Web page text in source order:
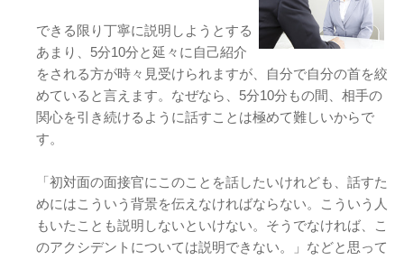
できる限り丁寧に説明しようとする
あまり、5分10分と延々に自己紹介
をされる方が時々見受けられますが、自分で自分の首を絞
めていると言えます。なぜなら、5分10分もの間、相手の
関心を引き続けるように話すことは極めて難しいからで
す。
「初対面の面接官にこのことを話したいけれども、話すた
めにはこういう背景を伝えなければならない。こういう人
もいたことも説明しないといけない。そうでなければ、こ
のアクシデントについては説明できない。」などと思って